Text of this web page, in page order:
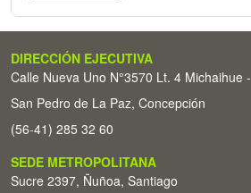
DIRECCIÓN EJECUTIVA
Calle Nueva Uno N°3570 Lt. 4 Michaihue -
San Pedro de La Paz, Concepción
(56-41) 285 32 60
SEDE METROPOLITANA
Sucre 2397, Ñuñoa, Santiago